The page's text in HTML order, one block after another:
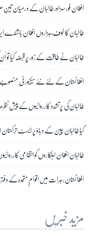
افغان فورسز اور طالبان کے درمیان تین
طالبان کا خوف، ہزاروں افغان باشندے
طالبان نے طاقت کے زور پر قبضہ کیا تو اُن
افغانستان کے لئے نئے سیکیورٹی منصوبے
طالبان کی پرتشدد کارروائیوں کے پیش نظر
کیا طالبان چین کے دباؤ پر ایسٹ
طالبان افغان اہلکاروں کو انتقامی
افغانستان: ہرات میں اقوامِ متحدہ کے
مزید خبریں